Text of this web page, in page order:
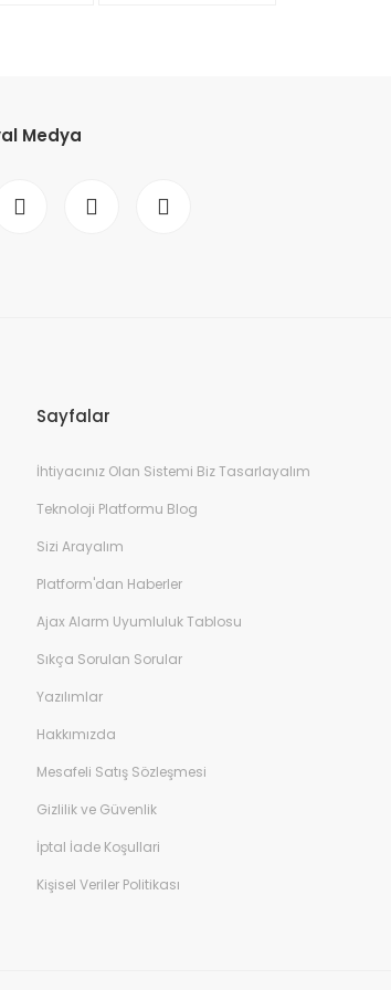
Medya
Sayfalar
İhtiyacınız Olan Sistemi Biz Tasarlayalım
Teknoloji Platformu Blog
Sizi Arayalım
Platform'dan Haberler
Ajax Alarm Uyumluluk Tablosu
Sıkça Sorulan Sorular
Yazılımlar
Hakkımızda
Mesafeli Satış Sözleşmesi
Gizlilik ve Güvenlik
İptal İade Koşullari
Kişisel Veriler Politikası